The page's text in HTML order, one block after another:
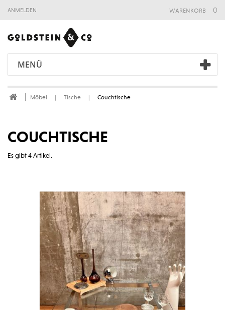
anmelden
MENÜ
warenkorb 0
Möbel Tische Couchtische
COUCHTISCHE
Es gibt 4 Artikel.